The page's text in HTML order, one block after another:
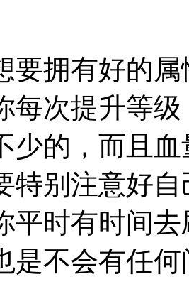
要拥有好的
每次提升等
少的，而且
特别注意好
平时有时间
是不会有任